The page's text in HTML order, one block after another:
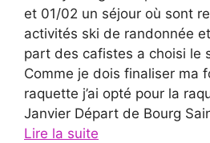
et 01/02 un séjour où sont
activités ski de randonnée
part des cafistes a choisi le
Comme je dois finaliser ma
raquette j’ai opté pour la
Janvier Départ de Bourg
Lire la suite